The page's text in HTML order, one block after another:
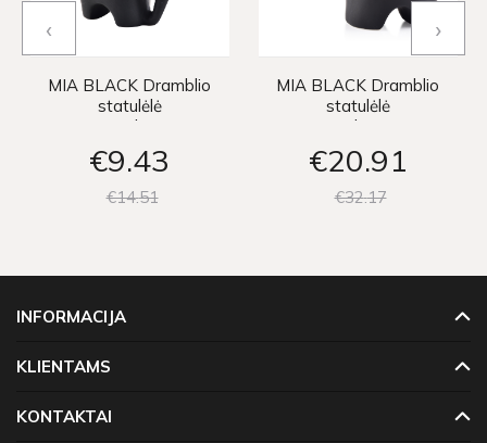
MIA BLACK Dramblio
statulėlė
12x9.5xh12cm
€9 43
€1451
MIA BLACK Dramblio
statulėlė
20x12xh15.5cm
€20 91
€3217
‹ ›
INFORMACIJA
KLIENTAMS
KONTAKTAI